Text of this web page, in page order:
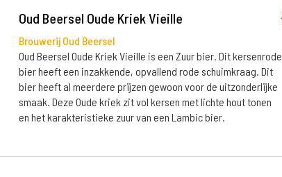
Oud Beersel Oude Kriek Vieille
Brouwerij Oud Beersel
Oud Beersel Oude Kriek Vieille is een Zuur bier. Dit kersenrode
bier heeft een inzakkende, opvallend rode schuimkraag. Dit
bier heeft al meerdere prijzen gewoon voor de uitzonderlijke
smaak. Deze Oude kriek zit vol kersen met lichte hout tonen
en het karakteristieke zuur van een Lambic bier.